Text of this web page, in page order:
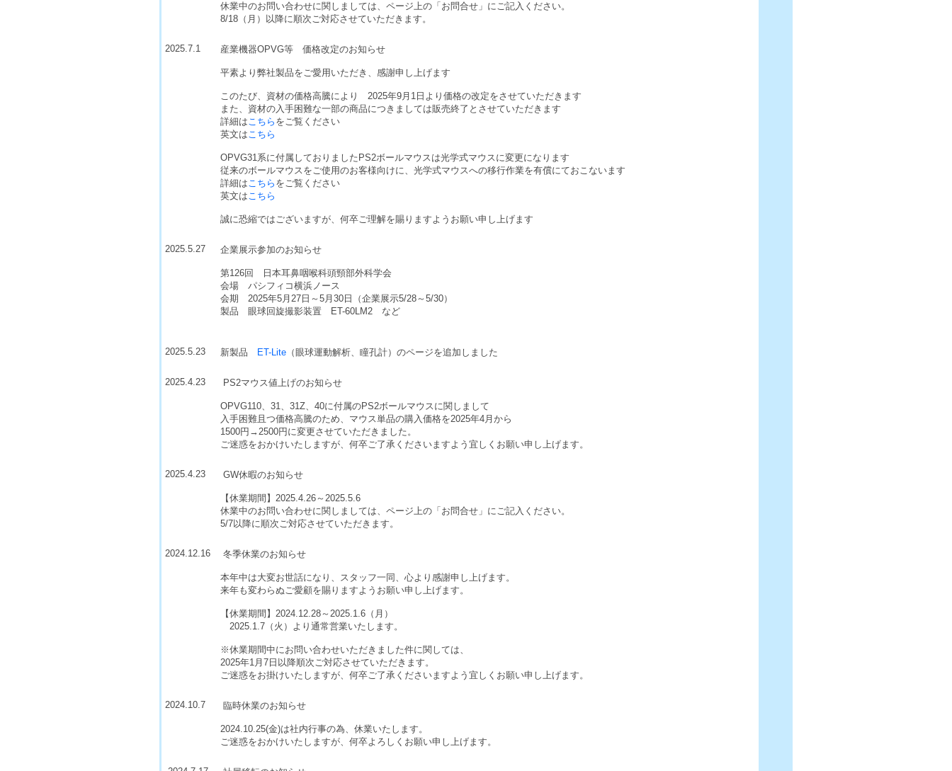
休業中のお問い合わせに関しましては、ページ上の「お問合せ」にご記入ください。
8/18（月）以降に順次ご対応させていただきます。
2025.7.1 産業機器OPVG等 価格改定のお知らせ
平素より弊社製品をご愛用いただき、感謝申し上げます
このたび、資材の価格高騰により 2025年9月1日より価格の改定をさせていただきます
また、資材の入手困難な一部の商品につきましては販売終了とさせていただきます
詳細はこちら をご覧ください
英文はこちら
OPVG31系に付属しておりましたPS2ボールマウスは光学式マウスに変更になります
従来のボールマウスをご使用のお客様向けに、光学式マウスへの移行作業を有償にておこないます
詳細はこちら をご覧ください
英文はこちら
誠に恐縮ではございますが、何卒ご理解を賜りますようお願い申し上げます
2025.5.27 企業展示参加のお知らせ
第126回 日本耳鼻咽喉科頭頸部外科学会
会場 パシフィコ横浜ノース
会期 2025年5月27日～5月30日（企業展示5/28～5/30）
製品 眼球回旋撮影装置 ET-60LM2 など
2025.5.23 新製品 ET-Lite （眼球運動解析、瞳孔計）のページを追加しました
2025.4.23 PS2マウス値上げのお知らせ
OPVG110、31、31Z、40に付属のPS2ボールマウスに関しまして
入手困難且つ価格高騰のため、マウス単品の購入価格を2025年4月から
1500円→2500円に変更させていただきました。
ご迷惑をおかけいたしますが、何卒ご了承くださいますよう宜しくお願い申し上げます。
2025.4.23 GW休暇のお知らせ
【休業期間】2025.4.26～2025.5.6
休業中のお問い合わせに関しましては、ページ上の「お問合せ」にご記入ください。
5/7以降に順次ご対応させていただきます。
2024.12.16 冬季休業のお知らせ
本年中は大変お世話になり、スタッフ一同、心より感謝申し上げます。
来年も変わらぬご愛顧を賜りますようお願い申し上げます。
【休業期間】2024.12.28～2025.1.6（月）
2025.1.7（火）より通常営業いたします。
※休業期間中にお問い合わせいただきました件に関しては、
2025年1月7日以降順次ご対応させていただきます。
ご迷惑をお掛けいたしますが、何卒ご了承くださいますよう宜しくお願い申し上げます。
2024.10.7 臨時休業のお知らせ
2024.10.25(金)は社内行事の為、休業いたします。
ご迷惑をおかけいたしますが、何卒よろしくお願い申し上げます。